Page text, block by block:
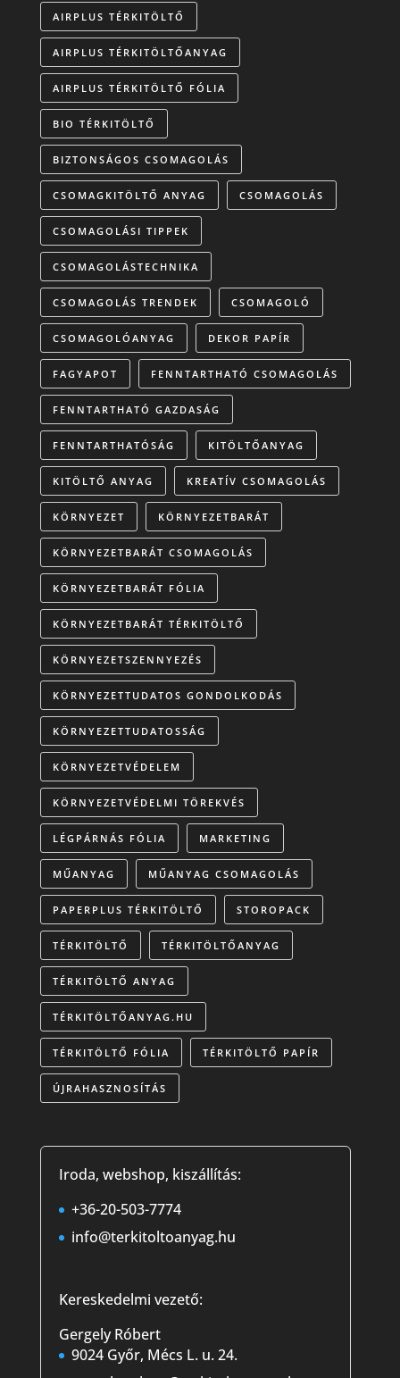
AIRPLUS TÉRKITÖLTŐ
AIRPLUS TÉRKITÖLTŐANYAG
AIRPLUS TÉRKITÖLTŐ FÓLIA
BIO TÉRKITÖLTŐ
BIZTONSÁGOS CSOMAGOLÁS
CSOMAGKITÖLTŐ ANYAG CSOMAGOLÁS
CSOMAGOLÁSI TIPPEK
CSOMAGOLÁSTECHNIKA
CSOMAGOLÁS TRENDEK CSOMAGOLÓ
CSOMAGOLÓANYAG DEKOR PAPÍR
FAGYAPOT FENNTARTHATÓ CSOMAGOLÁS
FENNTARTHATÓ GAZDASÁG
FENNTARTHATÓSÁG KITÖLTŐANYAG
KITÖLTŐ ANYAG KREATÍV CSOMAGOLÁS
KÖRNYEZET KÖRNYEZETBARÁT
KÖRNYEZETBARÁT CSOMAGOLÁS
KÖRNYEZETBARÁT FÓLIA
KÖRNYEZETBARÁT TÉRKITÖLTŐ
KÖRNYEZETSZENNYEZÉS
KÖRNYEZETTUDATOS GONDOLKODÁS
KÖRNYEZETTUDATOSSÁG
KÖRNYEZETVÉDELEM
KÖRNYEZETVÉDELMI TÖREKVÉS
LÉGPÁRNÁS FÓLIA MARKETING
MŰANYAG MŰANYAG CSOMAGOLÁS
PAPERPLUS TÉRKITÖLTŐ STOROPACK
TÉRKITÖLTŐ TÉRKITÖLTŐANYAG
TÉRKITÖLTŐ ANYAG
TÉRKITÖLTŐANYAG.HU
TÉRKITÖLTŐ FÓLIA TÉRKITÖLTŐ PAPÍR
ÚJRAHASZNOSÍTÁS
Iroda, webshop, kiszállítás:
+36-20-503-7774
info@terkitoltoanyag.hu
Kereskedelmi vezető:
Gergely Róbert
9024 Győr, Mécs L. u. 24.